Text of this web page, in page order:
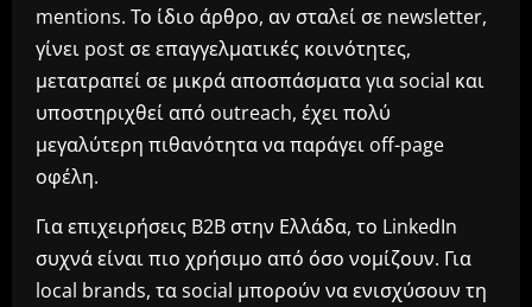
mentions. Το ίδιο άρθρο, αν σταλεί σε newsletter,
γίνει post σε επαγγελματικές κοινότητες,
μετατραπεί σε μικρά αποσπάσματα για social και
υποστηριχθεί από outreach, έχει πολύ
μεγαλύτερη πιθανότητα να παράγει off-page
οφέλη.
Για επιχειρήσεις B2B στην Ελλάδα, το LinkedIn
συχνά είναι πιο χρήσιμο από όσο νομίζουν. Για
local brands, τα social μπορούν να ενισχύσουν τη